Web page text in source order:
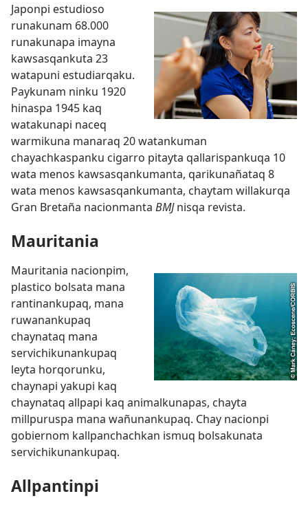
Japonpi estudioso
runakunam 68.000
runakunapa imayna
kawsasqankuta 23
watapuni estudiarqaku.
Paykunam ninku 1920
hinaspa 1945 kaq
watakunapi naceq
warmikuna manaraq 20 watankuman
chayachkaspanku cigarro pitayta qallarispankuqa 10
wata menos kawsasqankumanta, qarikunañataq 8
wata menos kawsasqankumanta, chaytam willakurqa
Gran Bretaña nacionmanta BMJnisqa revista.
Mauritania
Mauritania nacionpim,
plastico bolsata mana
rantinankupaq, mana
ruwanankupaq
chaynataq mana
servichikunankupaq
leyta horqorunku,
chaynapi yakupi kaq
chaynataq allpapi kaq animalkunapas, chayta
millpuruspa mana wañunankupaq. Chay nacionpi
gobiernom kallpanchachkan ismuq bolsakunata
servichikunankupaq.
Allpantinpi